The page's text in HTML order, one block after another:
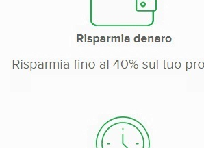
Sicurezza
Tende da sole